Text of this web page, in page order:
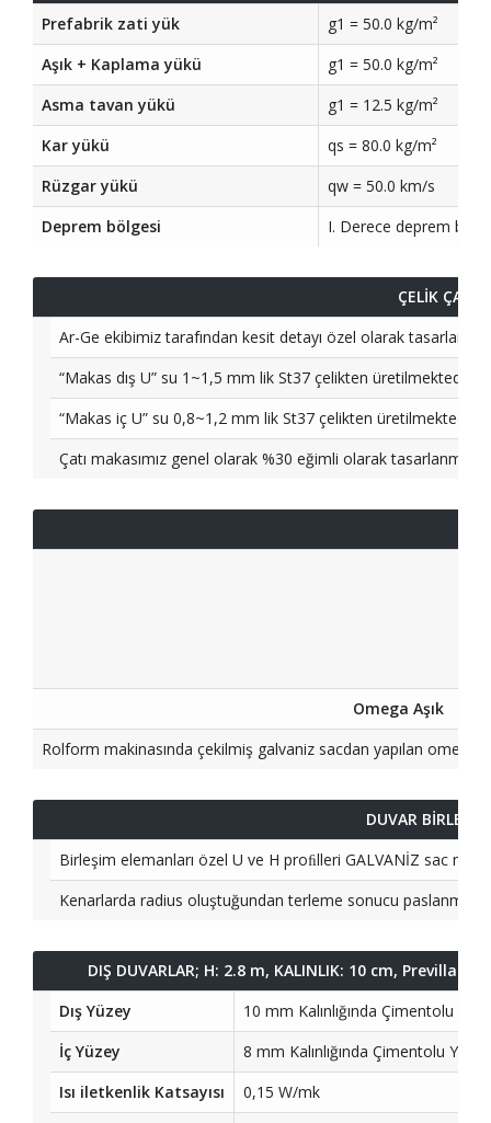
Prefabrik zati yük
g1 = 50.0 kg/m²
Aşık + Kaplama yükü
g1 = 50.0 kg/m²
Asma tavan yükü
g1 = 12.5 kg/m²
Kar yükü
qs = 80.0 kg/m²
Rüzgar yükü
qw = 50.0 km/s
Deprem bölgesi
I. Derece deprem
ÇELİK ÇATI
Ar-Ge ekibimiz tarafından kesit detayı özel olarak tasarlanan
“Makas dış U” su 1~1,5 mm lik St37 çelikten üretilmektedir.
“Makas iç U” su 0,8~1,2 mm lik St37 çelikten üretilmektedir.
Çatı makasımız genel olarak %30 eğimli olarak
Omega Aşık
Rolform makinasında çekilmiş galvaniz sacdan yapılan omega
DUVAR
Birleşim elemanları özel U ve H proﬁlleri GALVANİZ sac
Kenarlarda radius oluştuğundan terleme sonucu paslanma
DIŞ DUVARLAR; H: 2.8 m, KALINLIK: 10 cm, Previlla
Dış Yüzey
10 mm Kalınlığında Çimentolu
İç Yüzey
8 mm Kalınlığında Çimentolu
Isı iletkenlik Katsayısı
0,15 W/mk